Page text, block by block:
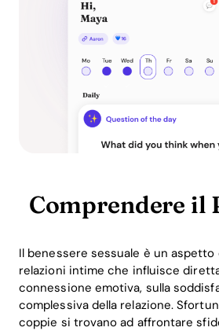
Comprendere il
Il benessere sessuale è un
relazioni intime che influisce
connessione emotiva, sulla
complessiva della relazione.
coppie si trovano ad affrontare